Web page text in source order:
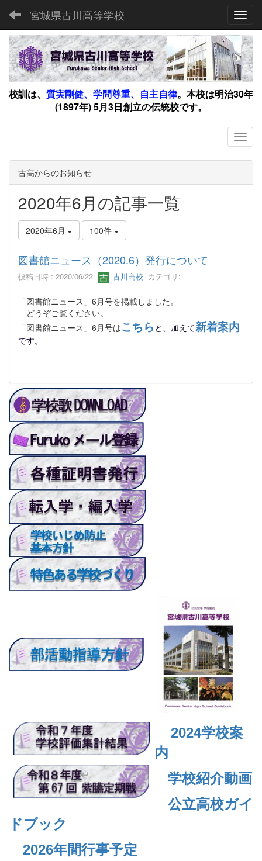
宮城県古川高等学校
校訓は、 質実剛健、学問尊重、自主自律。 本校は明治30年
(1897年) 5月3日創立の伝統校です。
古高からのお知らせ
2020年6月の記事一覧
2020年6月 100件
図書館ニュース（2020.6）発行について
投稿日時 : 2020/06/22 古川高校 カテゴリ:
「図書館ニュース」6月号を掲載しました。
どうぞご覧ください。
「図書館ニュース」6月号はこちら と、加えて新着案内
です。
2024学校案
内
学校紹介動画
公立高校ガイ
ドブック
2026年間行事予定